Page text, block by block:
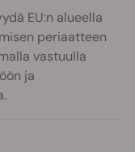
EU:n alueella
periaatteen
vastuulla
ja